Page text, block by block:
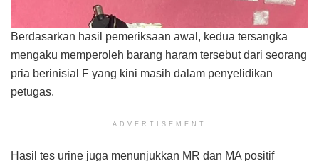
Berdasarkan hasil pemeriksaan awal, kedua tersangka
mengaku memperoleh barang haram tersebut dari seorang
pria berinisial F yang kini masih dalam penyelidikan
petugas.
ADVERTISEMENT
Hasil tes urine juga menunjukkan MR dan MA positif